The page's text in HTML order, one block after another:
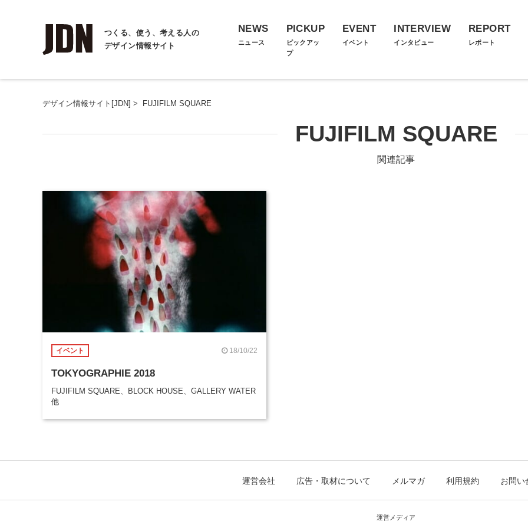
つくる、使う、考える人の
デザイン情報サイト
NEWS
ニュース
PICKUP
ピックアッ
プ
EVENT
イベント
INTERVIEW
インタビュー
REPORT
レポート
デザイン情報サイト[JDN] > FUJIFILM SQUARE
FUJIFILM SQUARE
関連記事
イベント 18/10/22
TOKYOGRAPHIE 2018
FUJIFILM SQUARE、BLOCK HOUSE、GALLERY WATER
他
運営会社 広告・取材について メルマガ 利用規約 お問い
運営メディア